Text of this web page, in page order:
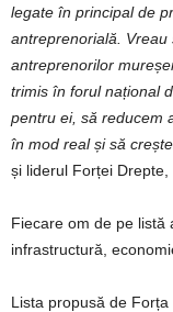
legate în principal de
antreprenorială.
antreprenorilor
trimis în forul național
pentru ei, să reducem
în mod real și să
și liderul Forței Drepte,
Fiecare om de pe listă
infrastructură,
Lista propusă de